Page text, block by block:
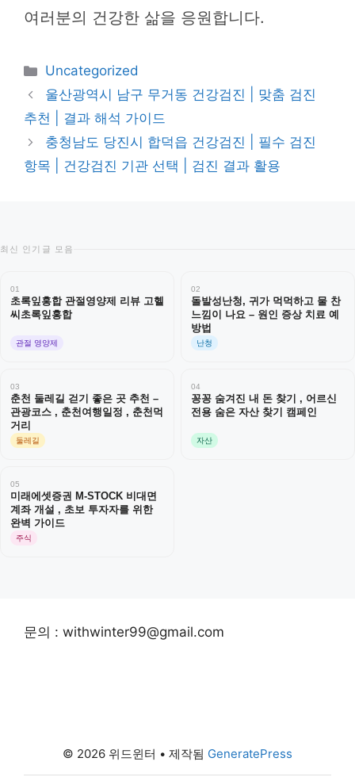
여러분의 건강한 삶을 응원합니다.
카
테
고
리
Uncategorized
울산광역시 남구 무거동 건강검진 | 맞춤 검진
추천 | 결과 해석 가이드
충청남도 당진시 합덕읍 건강검진 | 필수 검진
항목 | 건강검진 기관 선택 | 검진 결과 활용
최신 인기글 모음
01
초록잎홍합 관절영양제 리뷰 고헬
씨초록잎홍합
관절 영양제
02
돌발성난청, 귀가 먹먹하고 물 찬
느낌이 나요 – 원인 증상 치료 예
방법
난청
03
춘천 둘레길 걷기 좋은 곳 추천 –
관광코스 , 춘천여행일정 , 춘천먹
거리
둘레길
04
꽁꽁 숨겨진 내 돈 찾기 , 어르신
전용 숨은 자산 찾기 캠페인
자산
05
미래에셋증권 M-STOCK 비대면
계좌 개설 , 초보 투자자를 위한
완벽 가이드
주식
문의 : withwinter99@gmail.com
© 2026 위드윈터 • 제작됨 GeneratePress